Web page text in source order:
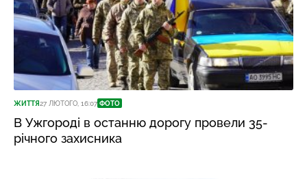
ЖИТТЯ27 ЛЮТОГО, 16:07 ФОТО
В Ужгороді в останню дорогу провели 35-
річного захисника